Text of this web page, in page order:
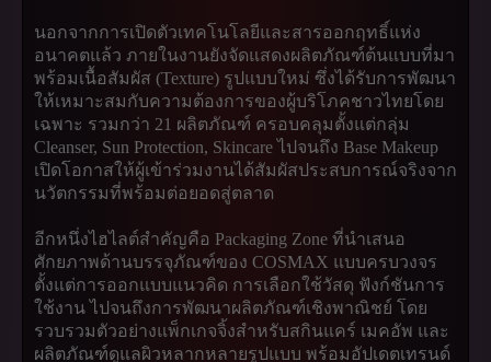
นอกจากการเปิดตัวเทคโนโลยีและสารออกฤทธิ์แห่ง
อนาคตแล้ว ภายในงานยังจัดแสดงผลิตภัณฑ์ต้นแบบที่มา
พร้อมเนื้อสัมผัส (Texture) รูปแบบใหม่ ซึ่งได้รับการพัฒนา
ให้เหมาะสมกับความต้องการของผู้บริโภคชาวไทยโดย
เฉพาะ รวมกว่า 21 ผลิตภัณฑ์ ครอบคลุมตั้งแต่กลุ่ม
Cleanser, Sun Protection, Skincare ไปจนถึง Base Makeup
เปิดโอกาสให้ผู้เข้าร่วมงานได้สัมผัสประสบการณ์จริงจาก
นวัตกรรมที่พร้อมต่อยอดสู่ตลาด
อีกหนึ่งไฮไลต์สำคัญคือ Packaging Zone ที่นำเสนอ
ศักยภาพด้านบรรจุภัณฑ์ของ COSMAX แบบครบวงจร
ตั้งแต่การออกแบบแนวคิด การเลือกใช้วัสดุ ฟังก์ชันการ
ใช้งาน ไปจนถึงการพัฒนาผลิตภัณฑ์เชิงพาณิชย์ โดย
รวบรวมตัวอย่างแพ็กเกจจิ้งสำหรับสกินแคร์ เมคอัพ และ
ผลิตภัณฑ์ดูแลผิวหลากหลายรูปแบบ พร้อมอัปเดตเทรนด์